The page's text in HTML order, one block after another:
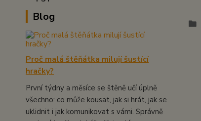
Blog
Proč malá štěňátka milují šustící
hračky?
První týdny a měsíce se štěně učí úplně
všechno: co může kousat, jak si hrát, jak se
uklidnit i jak komunikovat s vámi. Správně